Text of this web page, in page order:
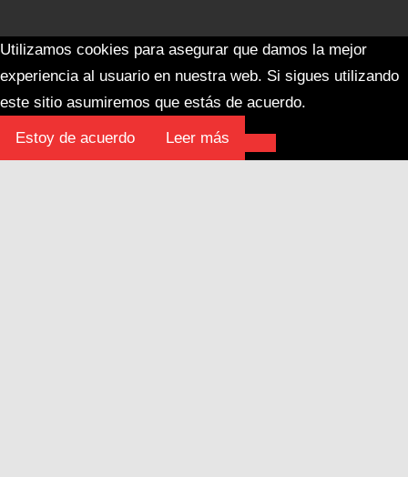
Utilizamos cookies para asegurar que damos la mejor
experiencia al usuario en nuestra web. Si sigues utilizando
este sitio asumiremos que estás de acuerdo.
Estoy de acuerdo Leer más